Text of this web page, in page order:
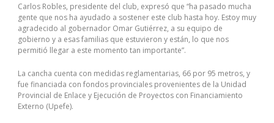
Carlos Robles, presidente del club, expresó que “ha pasado mucha
gente que nos ha ayudado a sostener este club hasta hoy. Estoy muy
agradecido al gobernador Omar Gutiérrez, a su equipo de
gobierno y a esas familias que estuvieron y están, lo que nos
permitió llegar a este momento tan importante”.
La cancha cuenta con medidas reglamentarias, 66 por 95 metros, y
fue financiada con fondos provinciales provenientes de la Unidad
Provincial de Enlace y Ejecución de Proyectos con Financiamiento
Externo (Upefe).